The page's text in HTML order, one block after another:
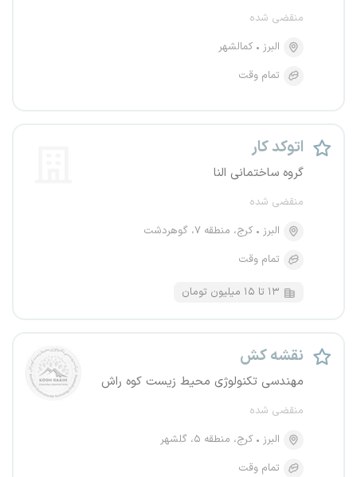
منقضی شده
البرز
کمالشهر
تمام وقت
اتوکد کار
گروه ساختمانی النا
منقضی شده
البرز
کرج، منطقه ۷، گوهردشت
تمام وقت
۱۳ تا ۱۵ میلیون تومان
نقشه کش
مهندسی تکنولوژی محیط زیست کوه راش
منقضی شده
البرز
کرج، منطقه ۵، گلشهر
تمام وقت